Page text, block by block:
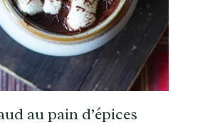
au pain d’épices